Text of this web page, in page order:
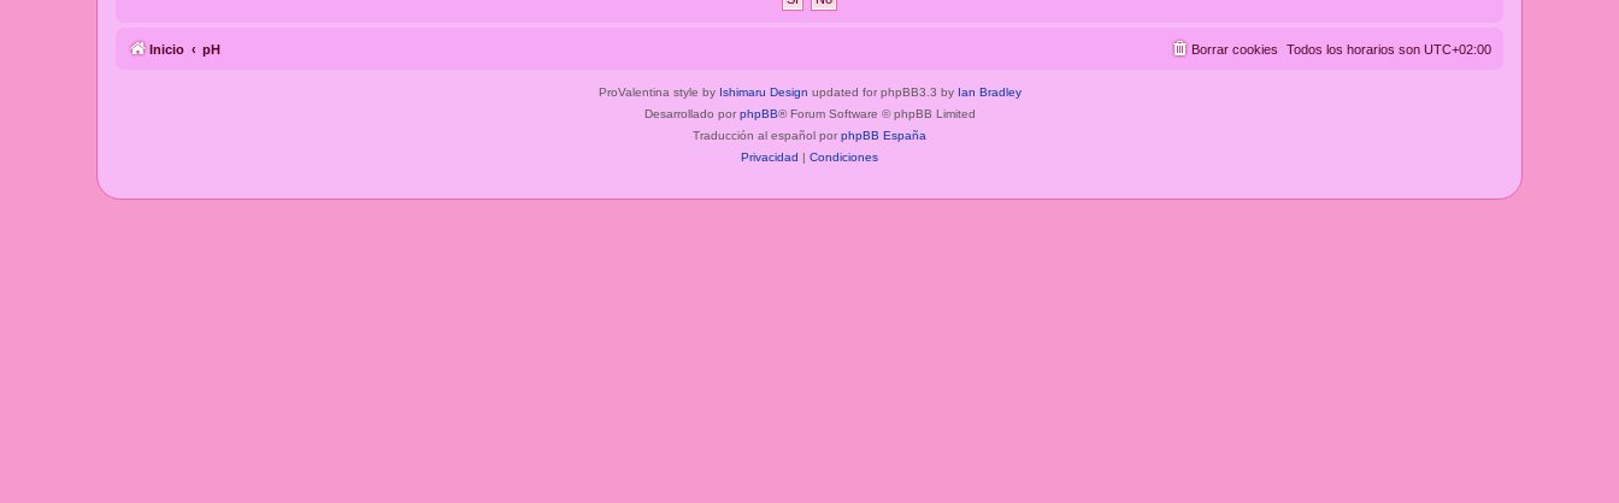
Inicio pH Todos los horarios son UTC+02:00
Borrar cookies
ProValentina style by Ishimaru Design updated for phpBB3.3 by Ian Bradley
Desarrollado por phpBB® Forum Software © phpBB Limited
Traducción al español por phpBB España
Privacidad | Condiciones